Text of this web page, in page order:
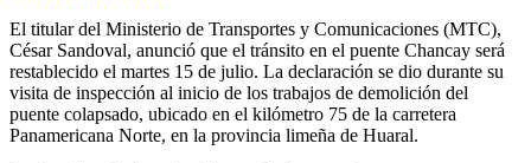
El titular del Ministerio de Transportes y Comunicaciones (MTC),
César Sandoval, anunció que el tránsito en el puente Chancay será
restablecido el martes 15 de julio. La declaración se dio durante su
visita de inspección al inicio de los trabajos de demolición del
puente colapsado, ubicado en el kilómetro 75 de la carretera
Panamericana Norte, en la provincia limeña de Huaral.